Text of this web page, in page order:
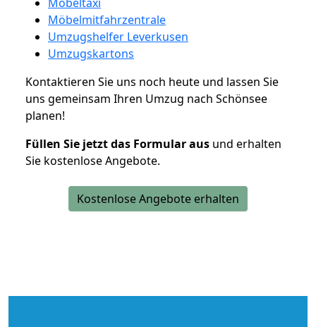
Möbelmitfahrzentrale
Umzugshelfer Leverkusen
Umzugskartons
Kontaktieren Sie uns noch heute und lassen Sie
uns gemeinsam Ihren Umzug nach Schönsee
planen!
Füllen Sie jetzt das Formular aus und erhalten
Sie kostenlose Angebote.
Kostenlose Angebote erhalten